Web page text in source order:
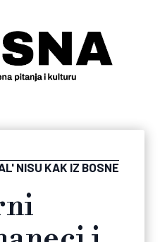
NISU KAK IZ BOSNE